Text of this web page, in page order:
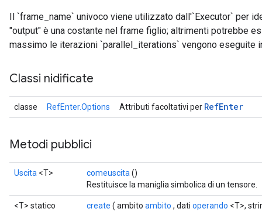
Il `frame_name` univoco viene utilizzato dall'`Executor` per
"output" è una costante nel frame figlio; altrimenti potrebbe
massimo le iterazioni `parallel_iterations` vengono eseguite
Classi nidificate
classe RefEnter.Options Attributi facoltativi per RefEnter
Metodi pubblici
Uscita <T> comeuscita ()
Restituisce la maniglia simbolica di un tensore.
<T> statico
create ( ambito ambito , dati operando <T>,